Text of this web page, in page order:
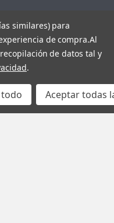
similares) para
de compra.Al
de datos tal y
.
todo Aceptar todas